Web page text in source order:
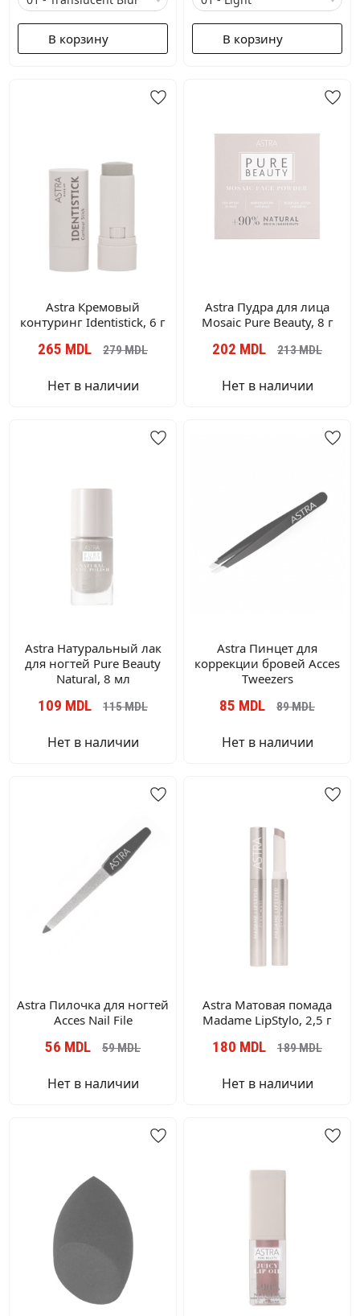
В корзину В корзину
Astra Кремовый
контуринг Identistick, 6 г
265 MDL 279MDL
Нет в наличии
Astra Пудра для лица
Mosaic Pure Beauty, 8 г
202 MDL 213MDL
Нет в наличии
Astra Натуральный лак
для ногтей Pure Beauty
Natural, 8 мл
109 MDL 115MDL
Нет в наличии
Astra Пинцет для
коррекции бровей Acces
Tweezers
85 MDL 89MDL
Нет в наличии
Astra Пилочка для ногтей
Acces Nail File
56 MDL 59MDL
Нет в наличии
Astra Матовая помада
Madame LipStylo, 2,5 г
180 MDL 189MDL
Нет в наличии